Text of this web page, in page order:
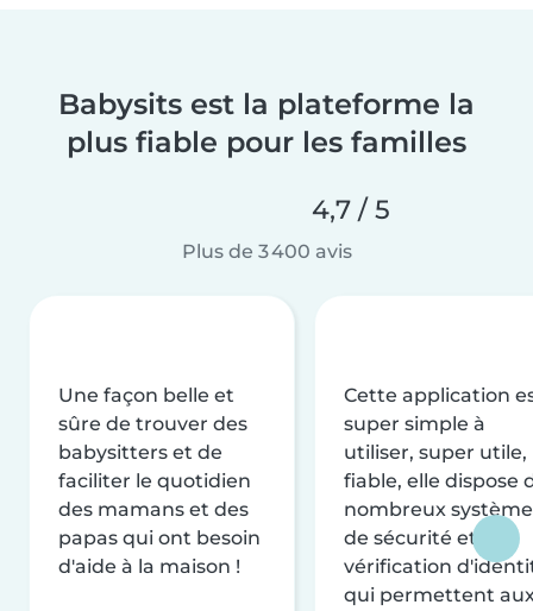
Babysits est la plateforme la
plus fiable pour les familles
4,7 / 5
Plus de 3 400 avis
Une façon belle et
sûre de trouver des
babysitters et de
faciliter le quotidien
des mamans et des
papas qui ont besoin
d'aide à la maison !
Cette application
super simple à
utiliser, super utile,
fiable, elle dispose
nombreux
de sécurité et de
vérification
qui permettent